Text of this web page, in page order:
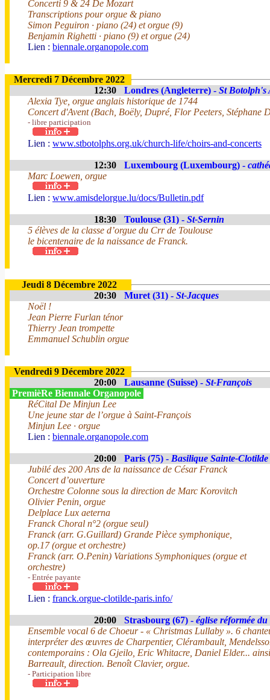
Concerti 9 & 24 De Mozart
Transcriptions pour orgue & piano
Simon Peguiron · piano (24) et orgue (9)
Benjamin Righetti · piano (9) et orgue (24)
Lien : biennale.organopole.com
Mercredi 7 Décembre 2022
12:30
Londres (Angleterre) - St Botolph's
Alexia Tye, orgue anglais historique de 1744
Concert d'Avent (Bach, Boëly, Dupré, Flor Peeters, Stéphane
- libre participation
Lien : www.stbotolphs.org.uk/church-life/choirs-and-concerts
12:30 Luxembourg (Luxembourg) -
Marc Loewen, orgue
Lien : www.amisdelorgue.lu/docs/Bulletin.pdf
18:30 Toulouse (31) - St-Sernin
5 élèves de la classe d’orgue du Crr de Toulouse
le bicentenaire de la naissance de Franck.
Jeudi 8 Décembre 2022
20:30
Muret (31) - St-Jacques
Noël !
Jean Pierre Furlan ténor
Thierry Jean trompette
Emmanuel Schublin orgue
Vendredi 9 Décembre 2022
20:00
Lausanne (Suisse) - St-François
PremièRe Biennale Organopole
RéCital De Minjun Lee
Une jeune star de l’orgue à Saint-François
Minjun Lee · orgue
Lien : biennale.organopole.com
20:00 Paris (75) - Basilique Sainte-Clotilde
Jubilé des 200 Ans de la naissance de César Franck
Concert d’ouverture
Orchestre Colonne sous la direction de Marc Korovitch
Olivier Penin, orgue
Delplace Lux aeterna
Franck Choral n°2 (orgue seul)
Franck (arr. G.Guillard) Grande Pièce symphonique,
op.17 (orgue et orchestre)
Franck (arr. O.Penin) Variations Symphoniques (orgue et
orchestre)
- Entrée payante
Lien : franck.orgue-clotilde-paris.info/
20:00 Strasbourg (67) - église réformée
Ensemble vocal 6 de Choeur - « Christmas Lullaby ». 6
interpréter des œuvres de Charpentier, Clérambault,
contemporains : Ola Gjeilo, Eric Whitacre, Daniel Elder...
Barreault, direction. Benoît Clavier, orgue.
- Participation libre